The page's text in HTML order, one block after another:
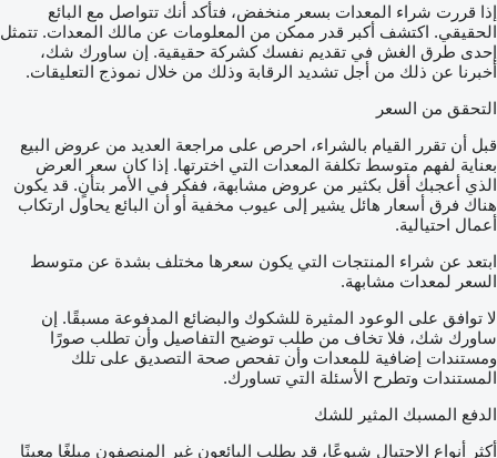
إذا قررت شراء المعدات بسعر منخفض، فتأكد أنك تتواصل مع البائع
الحقيقي. اكتشف أكبر قدر ممكن من المعلومات عن مالك المعدات. تتمثل
إحدى طرق الغش في تقديم نفسك كشركة حقيقية. إن ساورك شك،
أخبرنا عن ذلك من أجل تشديد الرقابة وذلك من خلال نموذج التعليقات.
التحقق من السعر
قبل أن تقرر القيام بالشراء، احرص على مراجعة العديد من عروض البيع
بعناية لفهم متوسط تكلفة المعدات التي اخترتها. إذا كان سعر العرض
الذي أعجبك أقل بكثير من عروض مشابهة، ففكر في الأمر بتأنٍ. قد يكون
هناك فرق أسعار هائل يشير إلى عيوب مخفية أو أن البائع يحاول ارتكاب
أعمال احتيالية.
ابتعد عن شراء المنتجات التي يكون سعرها مختلف بشدة عن متوسط
السعر لمعدات مشابهة.
لا توافق على الوعود المثيرة للشكوك والبضائع المدفوعة مسبقًا. إن
ساورك شك، فلا تخاف من طلب توضيح التفاصيل وأن تطلب صورًا
ومستندات إضافية للمعدات وأن تفحص صحة التصديق على تلك
المستندات وتطرح الأسئلة التي تساورك.
الدفع المسبك المثير للشك
أكثر أنواع الاحتيال شيوعًا، قد يطلب البائعون غير المنصفون مبلغًا معينًا